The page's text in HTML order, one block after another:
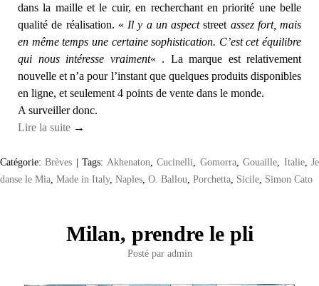
dans la maille et le cuir, en recherchant en priorité une belle
qualité de réalisation. « Il y a un aspectstreet assez fort, mais
en même temps une certaine sophistication. C’est cet équilibre
qui nous intéresse vraiment« . La marque est relativement
nouvelle et n’a pour l’instant que quelques produits disponibles
en ligne, et seulement 4 points de vente dans le monde.
A surveiller donc.
Lire la suite →
Catégorie:Brèves |Tags: Akhenaton ,Cucinelli Gomorra,Gouaille Italie,Je
danse le Mia Made in Italy, Naples O. Ballou Porchetta Sicile Simon Cato
Milan, prendre le pli
Posté par admin